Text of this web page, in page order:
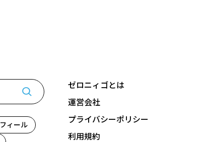
ィール
ゼロニィゴとは
運営会社
プライバシーポリシー
利用規約